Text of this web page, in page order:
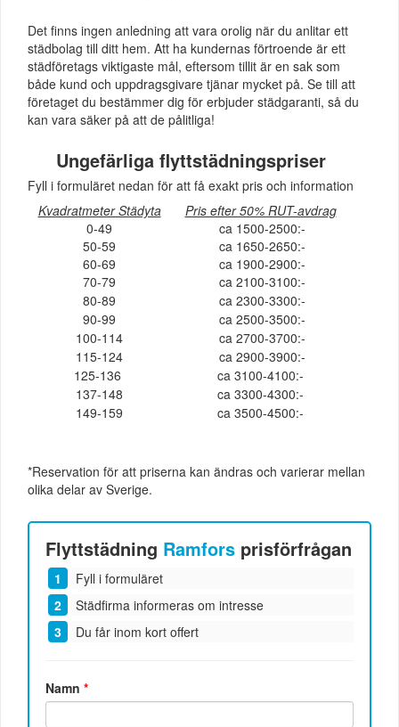
Det finns ingen anledning att vara orolig när du anlitar ett
städbolag till ditt hem. Att ha kundernas förtroende är ett
städföretags viktigaste mål, eftersom tillit är en sak som
både kund och uppdragsgivare tjänar mycket på. Se till att
företaget du bestämmer dig för erbjuder städgaranti, så du
kan vara säker på att de pålitliga!
Ungefärliga flyttstädningspriser
Fyll i formuläret nedan för att få exakt pris och information
Kvadratmeter Städyta
Pris efter 50% RUT-avdrag
0-49
ca 1500-2500:-
50-59
ca 1650-2650:-
60-69
ca 1900-2900:-
70-79
ca 2100-3100:-
80-89
ca 2300-3300:-
90-99
ca 2500-3500:-
100-114
ca 2700-3700:-
115-124
ca 2900-3900:-
125-136
ca 3100-4100:-
137-148
ca 3300-4300:-
149-159
ca 3500-4500:-
*Reservation för att priserna kan ändras och varierar mellan
olika delar av Sverige.
Flyttstädning Ramfors prisförfrågan
Fyll i formuläret
Städfirma informeras om intresse
Du får inom kort offert
Namn*